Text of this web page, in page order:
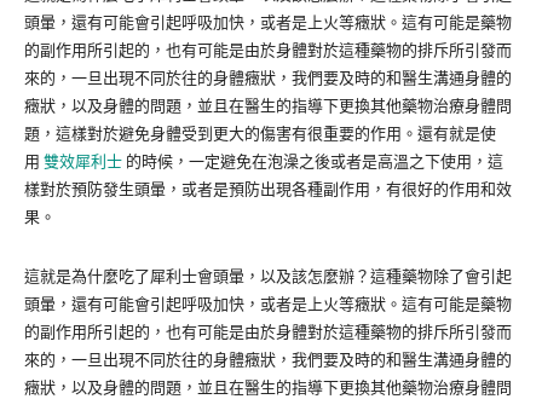
頭暈，還有可能會引起呼吸加快，或者是上火等癥狀。這有可能是藥物
的副作用所引起的，也有可能是由於身體對於這種藥物的排斥所引發而
來的，一旦出現不同於往的身體癥狀，我們要及時的和醫生溝通身體的
癥狀，以及身體的問題，並且在醫生的指導下更換其他藥物治療身體問
題，這樣對於避免身體受到更大的傷害有很重要的作用。還有就是使
用 雙效犀利士 的時候，一定避免在泡澡之後或者是高溫之下使用，這
樣對於預防發生頭暈，或者是預防出現各種副作用，有很好的作用和效
果。
這就是為什麼吃了犀利士會頭暈，以及該怎麼辦？這種藥物除了會引起
頭暈，還有可能會引起呼吸加快，或者是上火等癥狀。這有可能是藥物
的副作用所引起的，也有可能是由於身體對於這種藥物的排斥所引發而
來的，一旦出現不同於往的身體癥狀，我們要及時的和醫生溝通身體的
癥狀，以及身體的問題，並且在醫生的指導下更換其他藥物治療身體問